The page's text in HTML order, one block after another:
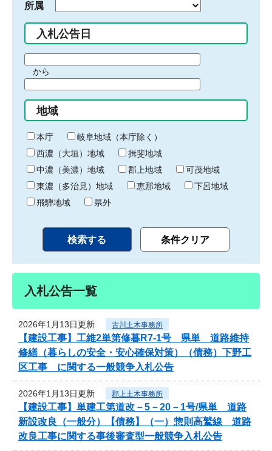
所属
入札公告日
間
始
り
から
間
終
わ
り
地域
本庁
岐阜地域（本庁除く）
西濃（大垣）地域
揖斐地域
中濃（美濃）地域
郡上地域
可茂地域
東濃（多治見）地域
恵那地域
下呂地域
飛騨地域
県外
入札公告一覧
2026年1月13日更新 古川土木事務所
【建設工事】工維2単第修暮R7-1号 県単 道路維持
修繕（暮らしの安全・安心確保対策）（債務）下野工
区工事 に関する一般競争入札公告
2026年1月13日更新 郡上土木事務所
【建設工事】単建工第道改－5－20－1号/県単 道路
新設改良（一般分）【債務】（一）惣則高鷲線 道路
改良工事に関する事後審査型一般競争入札公告